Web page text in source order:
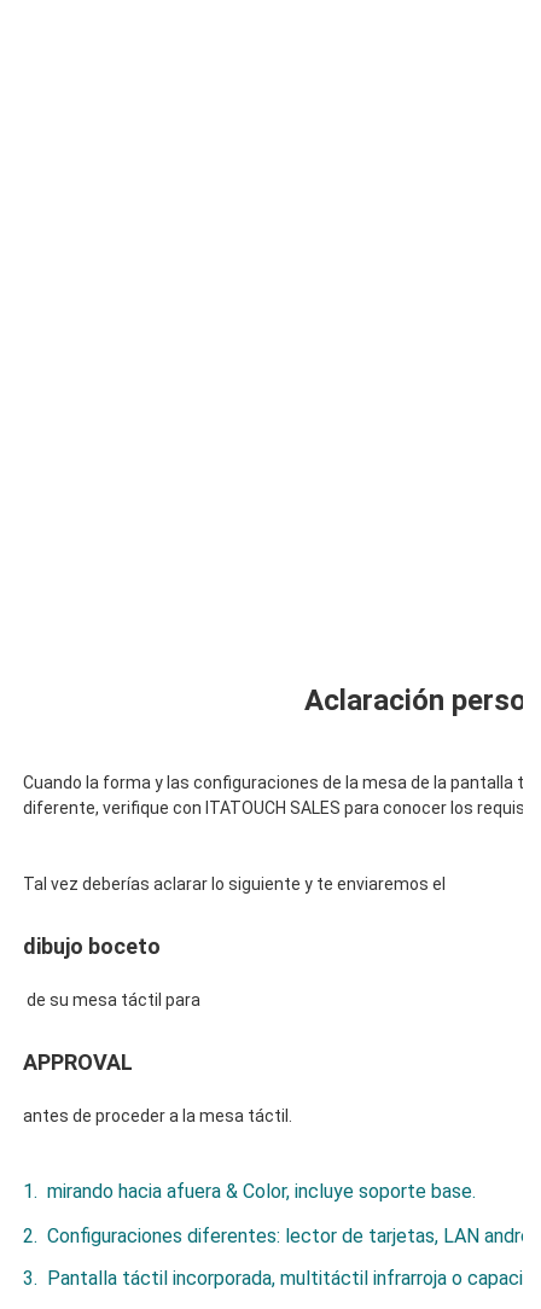
Cuando la forma y las configuraciones de la mesa de la pantalla
1.  mirando hacia afuera & Color, incluye soporte base.
2.  Configuraciones diferentes: lector de tarjetas, LAN
3.  Pantalla táctil incorporada, multitáctil infrarroja o